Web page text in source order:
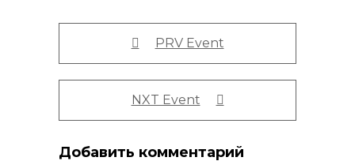
PRV Event
NXT Event
Добавить комментарий